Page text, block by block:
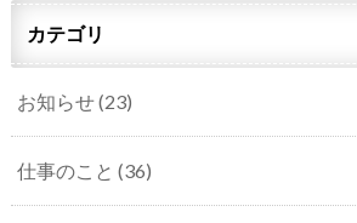
カテゴリ
お知らせ(23)
仕事のこと (36)